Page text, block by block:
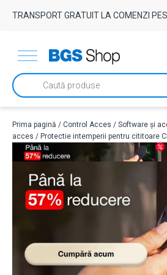
TRANSPORT GRATUIT LA COMENZI
Products
search
Prima pagină / Control Acces / Software și
acces / Protectie intemperii pentru cititoare